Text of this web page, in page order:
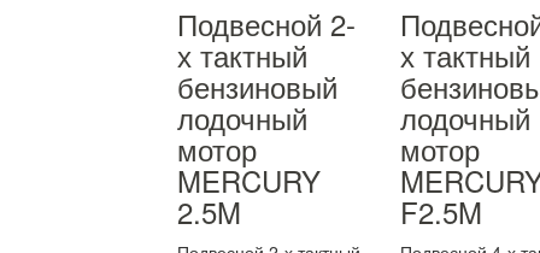
Подвесной 2-
х тактный
бензиновый
лодочный
мотор
MERCURY
2.5M
х тактный
лодочный
мотор
F2.5M